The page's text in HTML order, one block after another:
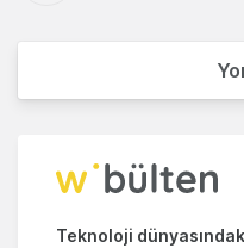
Teknoloji